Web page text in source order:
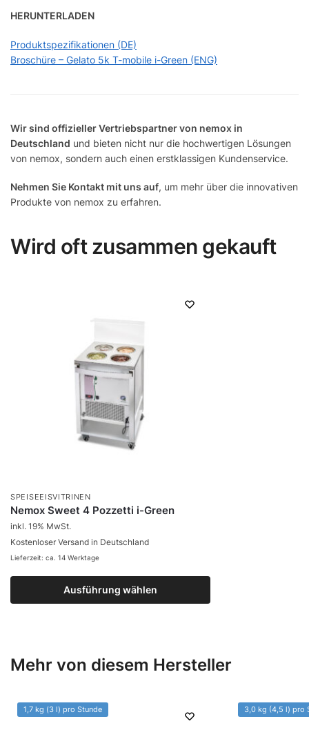
HERUNTERLADEN
Produktspezifikationen (DE)
Broschüre – Gelato 5k T-mobile i-Green (ENG)
Wir sind offizieller Vertriebspartner von nemox in
Deutschland und bieten nicht nur die hochwertigen Lösungen
von nemox, sondern auch einen erstklassigen Kundenservice.
Nehmen Sie Kontakt mit uns auf, um mehr über die innovativen
Produkte von nemox zu erfahren.
Wird oft zusammen gekauft
SPEISEEISVITRINEN
Nemox Sweet 4 Pozzetti i-Green
Ausführung wählen
inkl. 19% MwSt.
Kostenloser Versand in Deutschland
Lieferzeit: ca. 14 Werktage
Mehr von diesem Hersteller
1,7 kg (3 l) pro Stunde 3,0 kg (4,5 l) pro